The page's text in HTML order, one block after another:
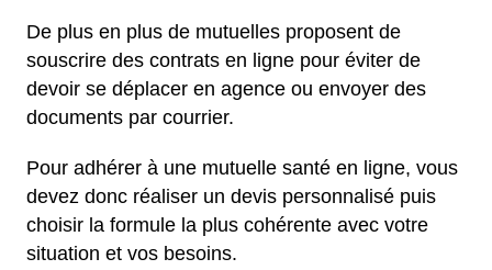
De plus en plus de mutuelles proposent de
souscrire des contrats en ligne pour éviter de
devoir se déplacer en agence ou envoyer des
documents par courrier.
Pour adhérer à une mutuelle santé en ligne, vous
devez donc réaliser un devis personnalisé puis
choisir la formule la plus cohérente avec votre
situation et vos besoins.